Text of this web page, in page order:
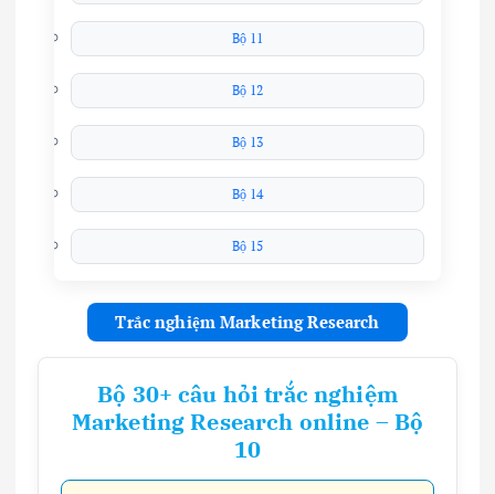
Bộ 11
Bộ 12
Bộ 13
Bộ 14
Bộ 15
Trắc nghiệm Marketing Research
Bộ 30+ câu hỏi trắc nghiệm
Marketing Research online – Bộ
10